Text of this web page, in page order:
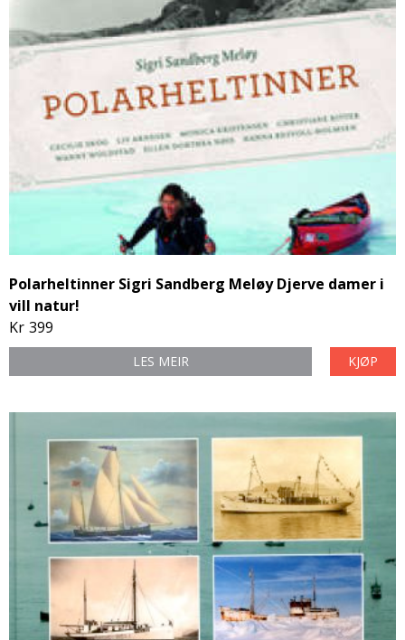
Polarheltinner Sigri Sandberg Meløy Djerve damer i
vill natur!
Kr 399
LES MEIR KJØP